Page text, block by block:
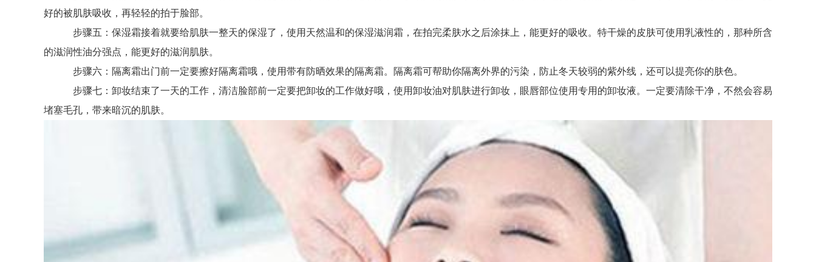
好的被肌肤吸收，再轻轻的拍于脸部。
步骤五：保湿霜接着就要给肌肤一整天的保湿了，使用天然温和的保湿滋润霜，在拍完柔肤水之后涂抹上，能更好的吸收。特干燥的皮肤可使用乳液性的，那种所含
的滋润性油分强点，能更好的滋润肌肤。
步骤六：隔离霜出门前一定要擦好隔离霜哦，使用带有防晒效果的隔离霜。隔离霜可帮助你隔离外界的污染，防止冬天较弱的紫外线，还可以提亮你的肤色。
步骤七：卸妆结束了一天的工作，清洁脸部前一定要把卸妆的工作做好哦，使用卸妆油对肌肤进行卸妆，眼唇部位使用专用的卸妆液。一定要清除干净，不然会容易
堵塞毛孔，带来暗沉的肌肤。